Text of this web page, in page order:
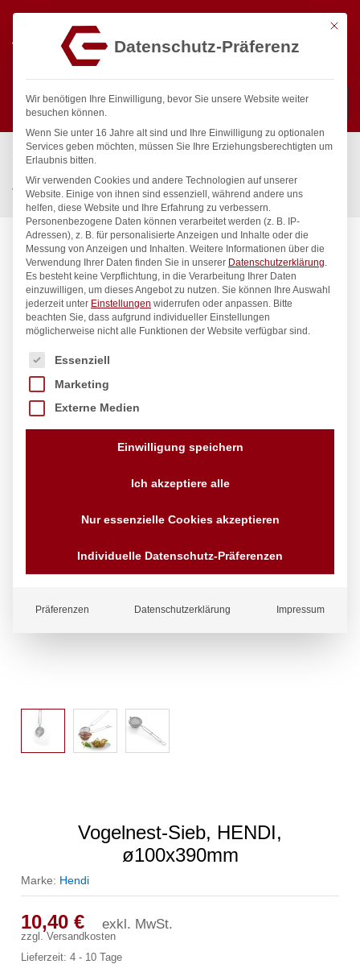
Suchen
Start / Gastronomiebedarf & Gastro Geräte für Profis
Küchenartikel
Frittierzubehör
Vogelnest-Sieb, HENDI, ø100x390mm
Vogelnest-Sieb, HENDI,
ø100x390mm
Marke: Hendi
10,40€ exkl. MwSt.
zzgl.Versandkosten
Lieferzeit:4 - 10 Tage
Mit
Datenschutz-Präferenz
Wir benötigen Ihre Einwilligung, bevor Sie unsere Website weiter
besuchen können.
Wenn Sie unter 16 Jahre alt sind und Ihre Einwilligung zu optionalen
Services geben möchten, müssen Sie Ihre Erziehungsberechtigten um
Erlaubnis bitten.
Wir verwenden Cookies und andere Technologien auf unserer
Website. Einige von ihnen sind essenziell, während andere uns
helfen, diese Website und Ihre Erfahrung zu verbessern.
Personenbezogene Daten können verarbeitet werden (z. B. IP-
Adressen), z. B. für personalisierte Anzeigen und Inhalte oder die
Messung von Anzeigen und Inhalten. Weitere Informationen über die
Verwendung Ihrer Daten finden Sie in unserer Datenschutzerklärung.
Es besteht keine Verpflichtung, in die Verarbeitung Ihrer Daten
einzuwilligen, um dieses Angebot zu nutzen. Sie können Ihre Auswahl
jederzeit unter Einstellungen widerrufen oder anpassen. Bitte
beachten Sie, dass aufgrund individueller Einstellungen
möglicherweise nicht alle Funktionen der Website verfügbar sind.
Es folgt eine Liste der Service-Gruppen, für die eine
Essenziell
Marketing
Externe Medien
Einwilligung speichern
Ich akzeptiere alle
Nur essenzielle Cookies akzeptieren
Individuelle Datenschutz-Präferenzen
Präferenzen Datenschutzerklärung Impressum